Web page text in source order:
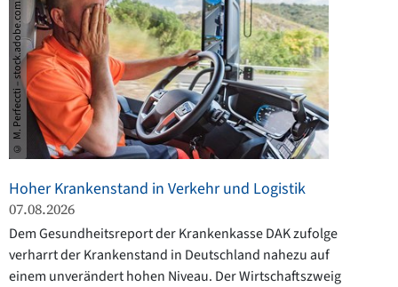
© M. Perfeccti – stock.adobe.com
Hoher Krankenstand in Verkehr und Logistik
07.08.2026
Dem Gesundheitsreport der Krankenkasse DAK zufolge
verharrt der Krankenstand in Deutschland nahezu auf
einem unverändert hohen Niveau. Der Wirtschaftszweig